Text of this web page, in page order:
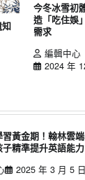
今冬冰雪初
造「吃住娛
需求
編輯中心
2024 年
習黃金期！翰林雲
精準提升英語能力
2025 年 3 月 5 日